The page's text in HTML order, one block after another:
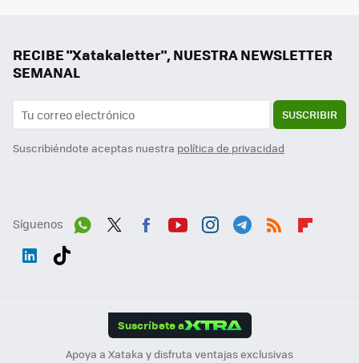
RECIBE "Xatakaletter", NUESTRA NEWSLETTER
SEMANAL
SUSCRIBIR
Suscribiéndote aceptas nuestra política de privacidad
Síguenos
Suscríbete a
Apoya a Xataka y disfruta ventajas exclusivas